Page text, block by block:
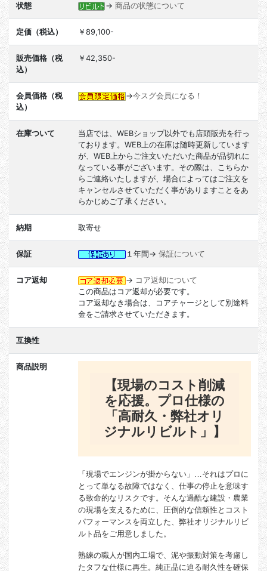
状態 → 商品の状態について
定価（税込） ￥89,100-
販売価格（税
込）
￥42,350-
会員価格（税
込）
→今スグ会員になる！
在庫ついて
当店では、WEBショップ以外でも店頭販売を行っ
ております。WEB上の在庫は随時更新しています
が、WEB上からご注文いただいた商品が品切れに
なっている事がございます。その際は、こちらか
らご連絡いたしますが、場合によってはご注文を
キャンセルさせていただく事がありますことをあ
らかじめご了承ください。
納期 取寄せ
保証 １年間→ 保証について
コア返却 → コア返却について
この商品はコア返却が必要です。
コア返却なき場合は、コアチャージとして別途料
金をご請求させていただきます。
互換性
商品説明
【現場のコスト削減
を応援。プロ仕様の
「高耐久・弊社オリ
ジナルリビルト」】
「現場でエンジンが掛からない」…それはプロに
とって単なる故障ではなく、仕事の停止を意味す
る致命的なリスクです。そんな過酷な建設・農業
の現場を支えるために、圧倒的な信頼性とコスト
パフォーマンスを両立した、弊社オリジナルリビ
ルト品をご用意しました。
熟練の職人が国内工場で、泥や振動対策を考慮し
たタフな仕様に再生。純正品に迫る耐久性を確保